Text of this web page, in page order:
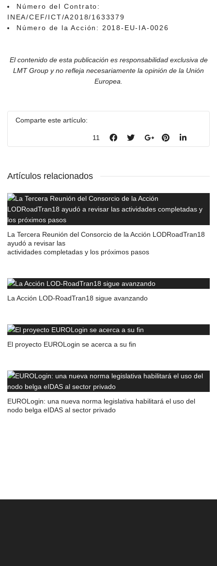
Número del Contrato:
INEA/CEF/ICT/A2018/1633379
Número de la Acción: 2018-EU-IA-0026
El contenido de esta publicación es responsabilidad exclusiva de
LMT Group y no refleja necesariamente la opinión de la Unión
Europea.
Comparte este artículo:
11
Artículos relacionados
La Tercera Reunión del Consorcio de la Acción LODRoadTran18
ayudó a revisar las
actividades completadas y los próximos pasos
La Acción LOD-RoadTran18 sigue avanzando
El proyecto EUROLogin se acerca a su fin
EUROLogin: una nueva norma legislativa habilitará el uso del
nodo belga eIDAS al sector privado